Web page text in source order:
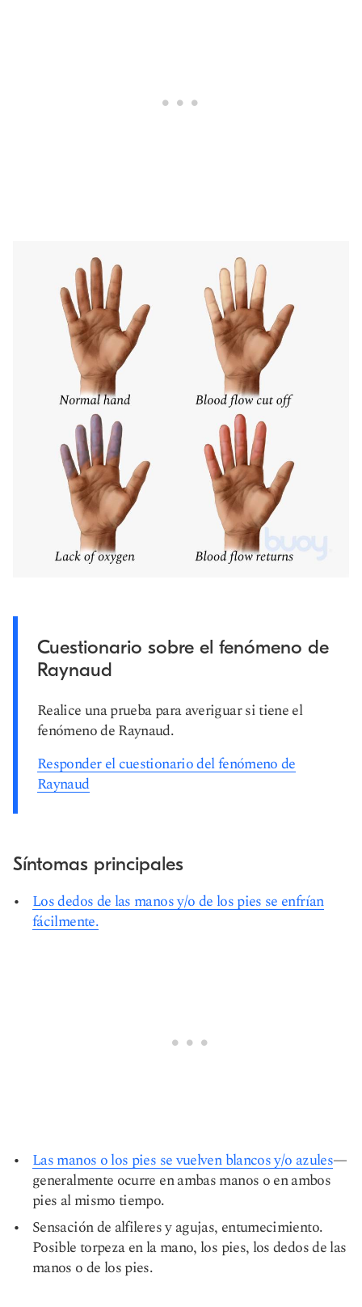
Cuestionario sobre el fenómeno de
Raynaud
Realice una prueba para averiguar si tiene el
fenómeno de Raynaud.
Responder el cuestionario del fenómeno de
Raynaud
Síntomas principales
Los dedos de las manos y/o de los pies se enfrían
fácilmente.
Las manos o los pies se vuelven blancos y/o azules—
generalmente ocurre en ambas manos o en ambos
pies al mismo tiempo.
Sensación de alfileres y agujas, entumecimiento.
Posible torpeza en la mano, los pies, los dedos de las
manos o de los pies.